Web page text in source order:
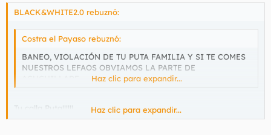
BLACK&WHITE2.0 rebuznó:
Costra el Payaso rebuznó:
BANEO, VIOLACIÓN DE TU PUTA FAMILIA Y SI TE COMES
NUESTROS LEFAOS OBVIAMOS LA PARTE DE
Haz clic para expandir...
Tu calla Puta!!!!!! Haz clic para expandir...